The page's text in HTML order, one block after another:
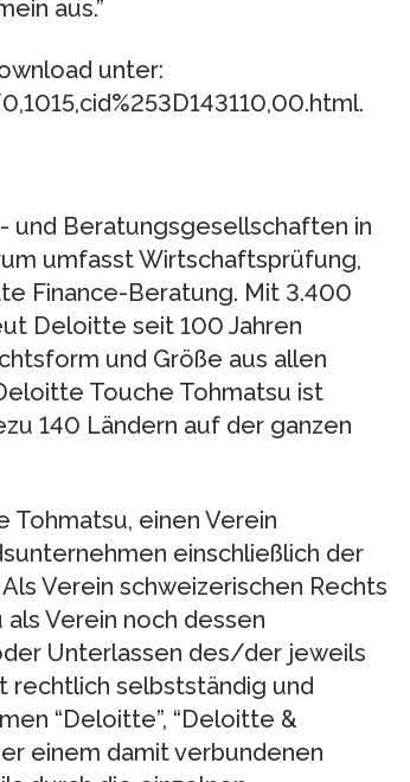
aus.”
unter:
und Beratungsgesellschaften in
umfasst Wirtschaftsprüfung,
Finance-Beratung. Mit 3.400
Deloitte seit 100 Jahren
und Größe aus allen
Touche Tohmatsu ist
140 Ländern auf der ganzen
einen Verein
einschließlich der
Verein schweizerischen Rechts
Verein noch dessen
Unterlassen des/der jeweils
rechtlich selbstständig und
“Deloitte”, “Deloitte &
einem damit verbundenen